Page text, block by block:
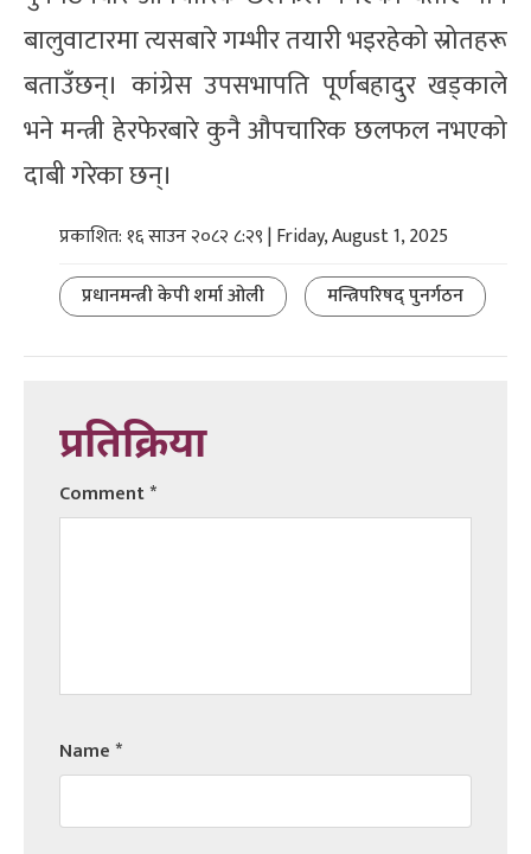
बालुवाटारमा त्यसबारे गम्भीर तयारी भइरहेको स्रोतहरू
बताउँछन्। कांग्रेस उपसभापति पूर्णबहादुर खड्काले
भने मन्त्री हेरफेरबारे कुनै औपचारिक छलफल नभएको
दाबी गरेका छन्।
प्रकाशित: १६ साउन २०८२ ८:२९ | Friday, August 1, 2025
प्रधानमन्त्री केपी शर्मा ओली
मन्त्रिपरिषद् पुनर्गठन
प्रतिक्रिया
Comment*
Name*